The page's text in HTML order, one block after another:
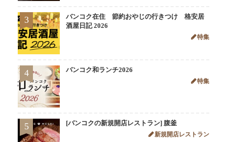
3
バンコク在住 節約おやじの行きつけ 格安居
酒屋日記 2026
特集
4 バンコク和ランチ2026
特集
5 [バンコクの新規開店レストラン] 腹釜
新規開店レストラン